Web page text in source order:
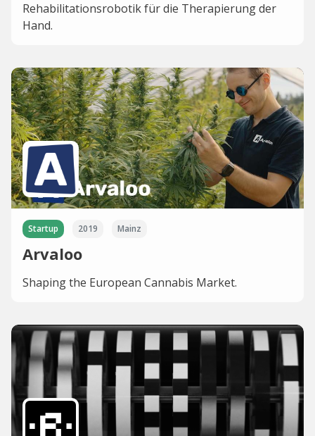
Rehabilitationsrobotik für die Therapierung der
Hand.
Startup 2019 Mainz
Arvaloo
Shaping the European Cannabis Market.